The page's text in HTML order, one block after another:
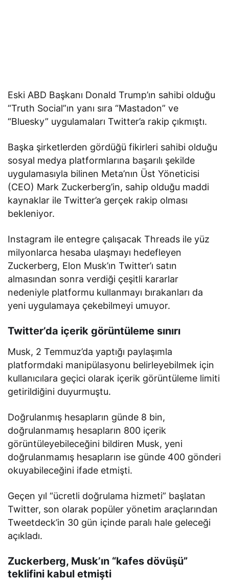
Eski ABD Başkanı Donald Trump’ın sahibi olduğu
“Truth Social”ın yanı sıra “Mastadon” ve
“Bluesky” uygulamaları Twitter’a rakip çıkmıştı.
Başka şirketlerden gördüğü fikirleri sahibi olduğu
sosyal medya platformlarına başarılı şekilde
uygulamasıyla bilinen Meta’nın Üst Yöneticisi
(CEO) Mark Zuckerberg’in, sahip olduğu maddi
kaynaklar ile Twitter’a gerçek rakip olması
bekleniyor.
Instagram ile entegre çalışacak Threads ile yüz
milyonlarca hesaba ulaşmayı hedefleyen
Zuckerberg, Elon Musk’ın Twitter’ı satın
almasından sonra verdiği çeşitli kararlar
nedeniyle platformu kullanmayı bırakanları da
yeni uygulamaya çekebilmeyi umuyor.
Twitter’da içerik görüntüleme sınırı
Musk, 2 Temmuz’da yaptığı paylaşımla
platformdaki manipülasyonu belirleyebilmek için
kullanıcılara geçici olarak içerik görüntüleme limiti
getirildiğini duyurmuştu.
Doğrulanmış hesapların günde 8 bin,
doğrulanmamış hesapların 800 içerik
görüntüleyebileceğini bildiren Musk, yeni
doğrulanmamış hesapların ise günde 400 gönderi
okuyabileceğini ifade etmişti.
Geçen yıl “ücretli doğrulama hizmeti” başlatan
Twitter, son olarak popüler yönetim araçlarından
Tweetdeck’in 30 gün içinde paralı hale geleceği
açıkladı.
Zuckerberg, Musk’ın “kafes dövüşü”
teklifini kabul etmişti